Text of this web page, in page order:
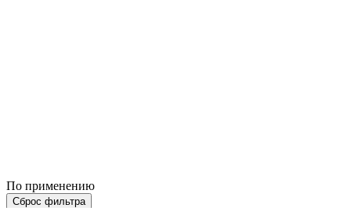
По применению
Сброс фильтра